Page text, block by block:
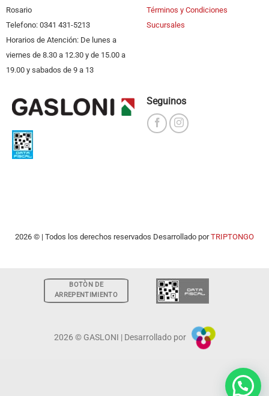
Rosario
Telefono: 0341 431-5213
Horarios de Atención: De lunes a
viernes de 8.30 a 12.30 y de 15.00 a
19.00 y sabados de 9 a 13
Términos y Condiciones
Sucursales
Seguinos
2026 © | Todos los derechos reservados Desarrollado porTRIPTONGO
BOTÒN DE
ARREPENTIMIENTO
2026 © GASLONI | Desarrollado por